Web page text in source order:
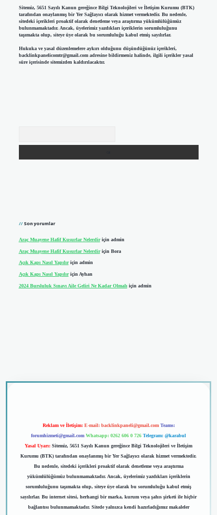
Sitemiz, 5651 Sayılı Kanun gereğince Bilgi Teknolojileri ve İletişim Kurumu (BTK)
tarafından onaylanmış bir Yer Sağlayıcı olarak hizmet vermektedir. Bu nedenle,
sitedeki içerikleri proaktif olarak denetleme veya araştırma yükümlülüğümüz
bulunmamaktadır. Ancak, üyelerimiz yazdıkları içeriklerin sorumluluğunu
taşımakta olup, siteye üye olarak bu sorumluluğu kabul etmiş sayılırlar.
Hukuka ve yasal düzenlemelere aykırı olduğunu düşündüğünüz içerikleri,
backlinkpanelicomtr@gmail.comadresine bildirmeniz halinde, ilgili içerikler yasal
süre içerisinde sitemizden kaldırılacaktır.
Son yorumlar
Araç Muayene Hafif Kusurlar Nelerdiriçin admin
Araç Muayene Hafif Kusurlar Nelerdiriçin Bora
Açık Kapı Nasıl Yapılıriçin admin
Açık Kapı Nasıl Yapılıriçin Ayhan
2024 Bursluluk Sınavı Aile Geliri Ne Kadar Olmalıiçin admin
Reklam ve İletişim: E-mail: backlinkpaneli@gmail.com Teams:
forumhizmeti@gmail.com Whatsapp: 0262 606 0 726 Telegram: @karabul
Yasal Uyarı: Sitemiz, 5651 Sayılı Kanun gereğince Bilgi Teknolojileri ve İletişim
Kurumu (BTK) tarafından onaylanmış bir Yer Sağlayıcı olarak hizmet vermektedir.
Bu nedenle, sitedeki içerikleri proaktif olarak denetleme veya araştırma
yükümlülüğümüz bulunmamaktadır. Ancak, üyelerimiz yazdıkları içeriklerin
sorumluluğunu taşımakta olup, siteye üye olarak bu sorumluluğu kabul etmiş
sayılırlar. Bu internet sitesi, herhangi bir marka, kurum veya şahıs şirketi ile hiçbir
bağlantısı bulunmamaktadır. Sitede yalnızca kendi hazırladığımız makaleler